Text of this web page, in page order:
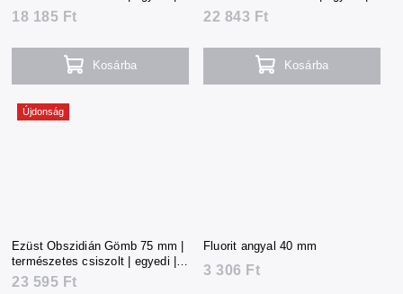
401 g | Mexikó
18 185 Ft
Kosárba
504 g | Mexikó
22 843 Ft
Kosárba
Újdonság
Ezüst Obszidián Gömb 75 mm |
természetes csiszolt | egyedi |
523 g | Mexikó
23 595 Ft
Fluorit angyal 40 mm
3 306 Ft